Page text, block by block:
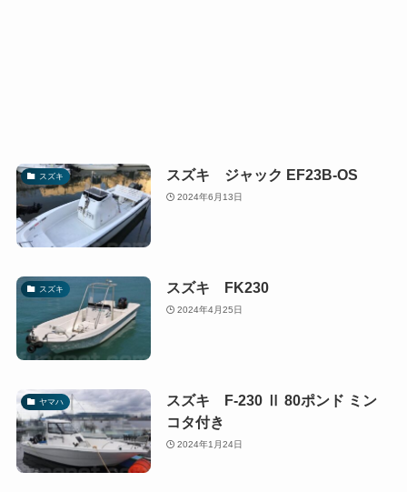
スズキ スズキ ジャック EF23B-OS
2024年6月13日
スズキ スズキ FK230
2024年4月25日
ヤマハ
スズキ F-230 Ⅱ 80ポンド ミン
コタ付き
2024年1月24日